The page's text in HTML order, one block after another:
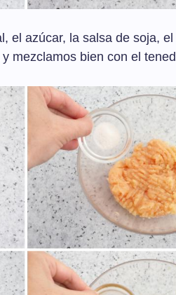
el azúcar, la salsa de soja,
mezclamos bien con el